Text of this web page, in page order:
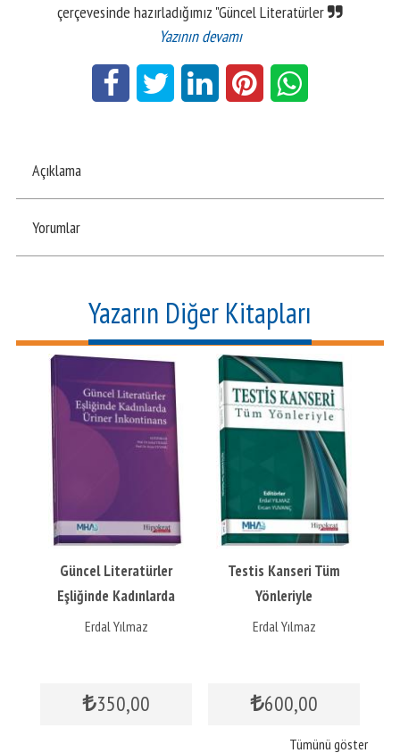
çerçevesinde hazırladığımız "Güncel Literatürler
Yazının devamı
Açıklama
Yorumlar
Yazarın Diğer Kitapları
Güncel Literatürler
Eşliğinde Kadınlarda
Üriner İnkontinans
Erdal Yılmaz
350,00
Testis Kanseri Tüm
Yönleriyle
Erdal Yılmaz
600,00
Tümünü göster